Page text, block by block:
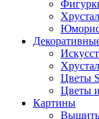
Цветы
Цветы
Картины